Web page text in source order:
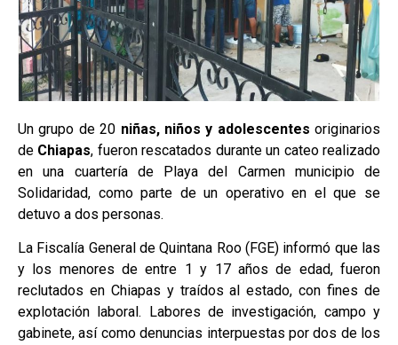
Un grupo de 20 niñas, niños y adolescentes originarios
de Chiapas, fueron rescatados durante un cateo realizado
en una cuartería de Playa del Carmen municipio de
Solidaridad, como parte de un operativo en el que se
detuvo a dos personas.
La Fiscalía General de Quintana Roo (FGE) informó que las
y los menores de entre 1 y 17 años de edad, fueron
reclutados en Chiapas y traídos al estado, con fines de
explotación laboral. Labores de investigación, campo y
gabinete, así como denuncias interpuestas por dos de los